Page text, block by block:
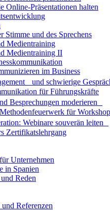
Online-Präsentationen halten
Stimme und des Sprechens
Medientraining
Medientraining II
im Business
und schwierige
für Führungskräfte
Besprechungen moderieren
für
Webinare souverän leiten
Zertifikatslehrgang
Unternehmen
in Spanien
Reden
Referenzen